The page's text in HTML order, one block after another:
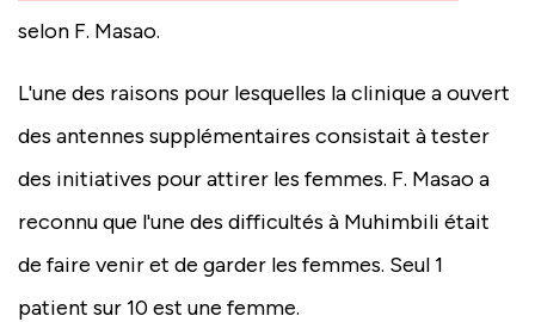
selon F. Masao.
L'une des raisons pour lesquelles la clinique a ouvert
des antennes supplémentaires consistait à tester
des initiatives pour attirer les femmes. F. Masao a
reconnu que l'une des difficultés à Muhimbili était
de faire venir et de garder les femmes. Seul 1
patient sur 10 est une femme.